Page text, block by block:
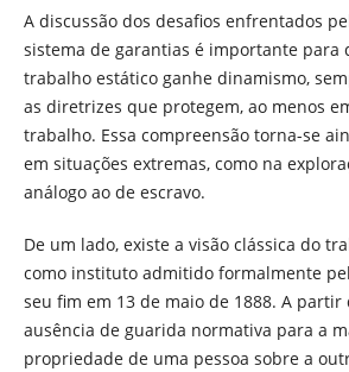
A discussão dos desafios enfrentados
sistema de garantias é importante para
trabalho estático ganhe dinamismo,
as diretrizes que protegem, ao menos
trabalho. Essa compreensão torna-se
em situações extremas, como na
análogo ao de escravo.
De um lado, existe a visão clássica do
como instituto admitido formalmente
seu fim em 13 de maio de 1888. A partir
ausência de guarida normativa para a
propriedade de uma pessoa sobre a